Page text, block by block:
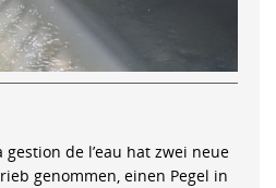
de l’eau hat zwei neue
genommen, einen Pegel in